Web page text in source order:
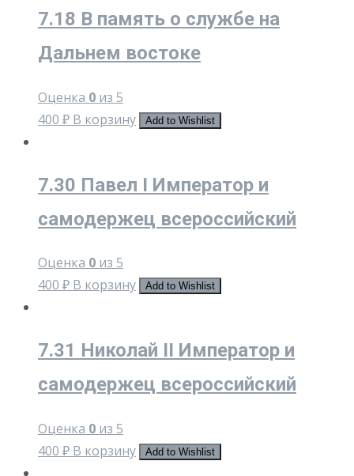
7.18 В память о службе на
Дальнем востоке
Оценка 0 из 5
400 ₽ В корзину Add to Wishlist
7.30 Павел I Император и
самодержец всероссийский
Оценка 0 из 5
400 ₽ В корзину Add to Wishlist
7.31 Николай II Император и
самодержец всероссийский
Оценка 0 из 5
400 ₽ В корзину Add to Wishlist